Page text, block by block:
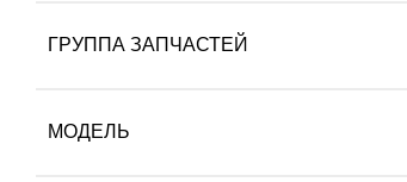
ГРУППА ЗАПЧАСТЕЙ
МОДЕЛЬ